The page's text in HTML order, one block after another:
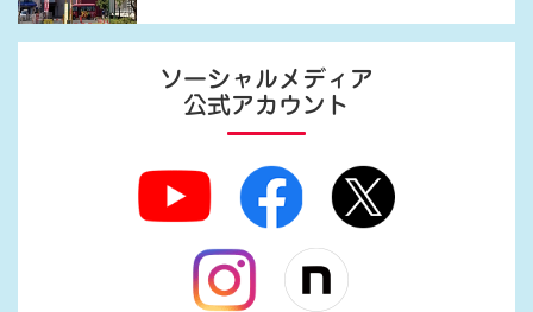
ソーシャルメディア
公式アカウント